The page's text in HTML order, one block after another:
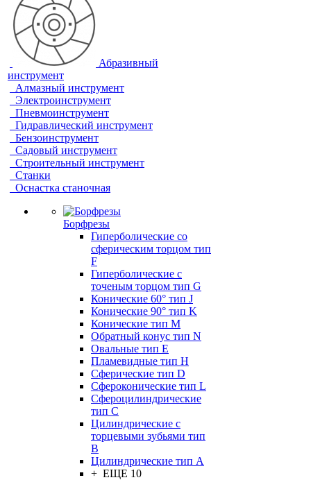
Абразивный
инструмент
Алмазный инструмент
Электроинструмент
Пневмоинструмент
Гидравлический инструмент
Бензоинструмент
Садовый инструмент
Строительный инструмент
Станки
Оснастка станочная
Борфрезы
Гиперболические cо
сферическим торцом тип
F
Гиперболические с
точеным торцом тип G
Конические 60° тип J
Конические 90° тип K
Конические тип M
Обратный конус тип N
Овальные тип E
Пламевидные тип H
Сферические тип D
Сфероконические тип L
Сфероцилиндрические
тип C
Цилиндрические с
торцевыми зубьями тип
B
Цилиндрические тип А
+ ЕЩЕ 10